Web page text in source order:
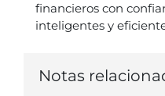
financieros con
inteligentes y
Notas